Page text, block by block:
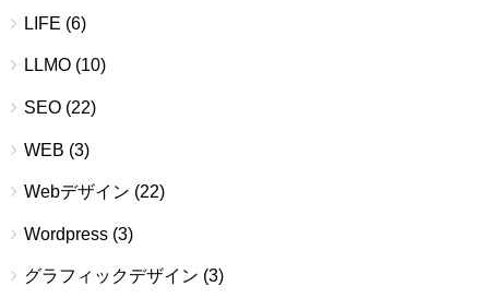
LIFE (6)
LLMO (10)
SEO (22)
WEB (3)
Webデザイン (22)
Wordpress (3)
グラフィックデザイン (3)